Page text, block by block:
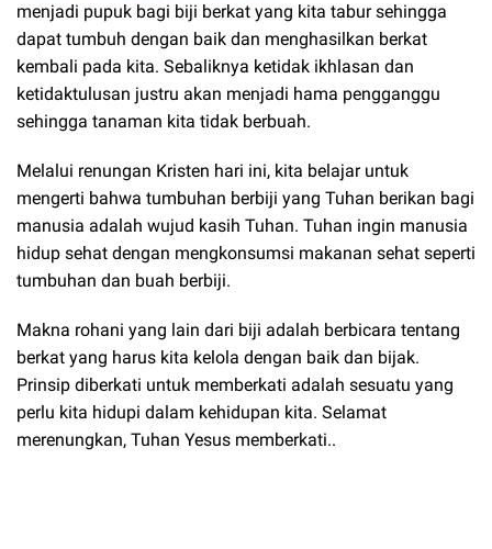
menjadi pupuk bagi biji berkat yang kita tabur sehingga
dapat tumbuh dengan baik dan menghasilkan berkat
kembali pada kita. Sebaliknya ketidak ikhlasan dan
ketidaktulusan justru akan menjadi hama pengganggu
sehingga tanaman kita tidak berbuah.
Melalui renungan Kristen hari ini, kita belajar untuk
mengerti bahwa tumbuhan berbiji yang Tuhan berikan bagi
manusia adalah wujud kasih Tuhan. Tuhan ingin manusia
hidup sehat dengan mengkonsumsi makanan sehat seperti
tumbuhan dan buah berbiji.
Makna rohani yang lain dari biji adalah berbicara tentang
berkat yang harus kita kelola dengan baik dan bijak.
Prinsip diberkati untuk memberkati adalah sesuatu yang
perlu kita hidupi dalam kehidupan kita. Selamat
merenungkan, Tuhan Yesus memberkati..